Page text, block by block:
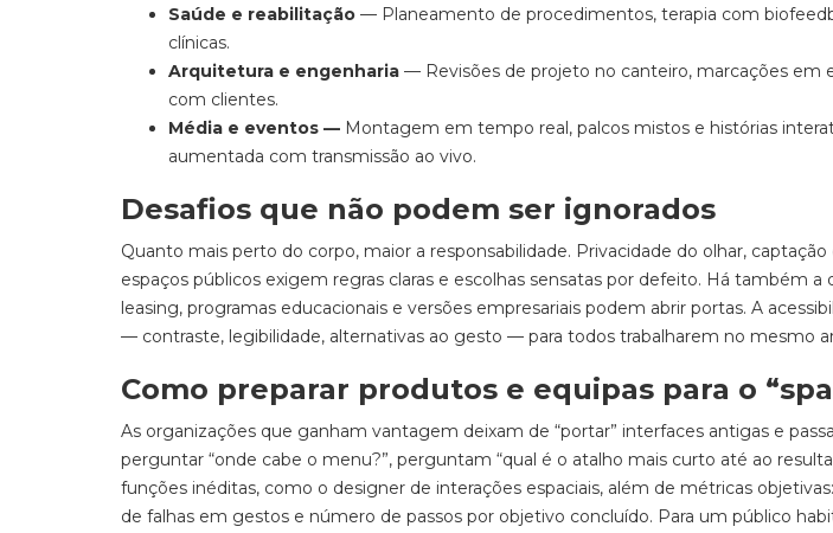
Saúde e reabilitação — Planeamento de procedimentos, terapia com
clínicas.
Arquitetura e engenharia — Revisões de projeto no canteiro, marcações em
com clientes.
Média e eventos — Montagem em tempo real, palcos mistos e histórias
aumentada com transmissão ao vivo.
Desafios que não podem ser ignorados
Quanto mais perto do corpo, maior a responsabilidade. Privacidade do olhar,
espaços públicos exigem regras claras e escolhas sensatas por defeito. Há também
leasing, programas educacionais e versões empresariais podem abrir portas. A
— contraste, legibilidade, alternativas ao gesto — para todos trabalharem no mesmo
Como preparar produtos e equipas para o
As organizações que ganham vantagem deixam de “portar” interfaces antigas e
perguntar “onde cabe o menu?”, perguntam “qual é o atalho mais curto até ao
funções inéditas, como o designer de interações espaciais, além de métricas
de falhas em gestos e número de passos por objetivo concluído. Para um público